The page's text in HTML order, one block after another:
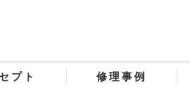
プト 修理事例